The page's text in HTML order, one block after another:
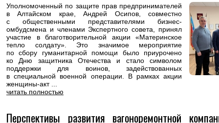
Уполномоченный по защите прав предпринимателей
в Алтайском крае, Андрей Осипов, совместно
с общественными представителями бизнес-
омбудсмена и членами Экспертного совета, принял
участие в благотворительной акции «Материнское
тепло солдату». Это значимое мероприятие
по сбору гуманитарной помощи было приурочено
ко Дню защитника Отечества и стало символом
поддержки для воинов, задействованных
в специальной военной операции. В рамках акции
женщины-акт ...
читать полностью
Перспективы развития вагоноремонтной